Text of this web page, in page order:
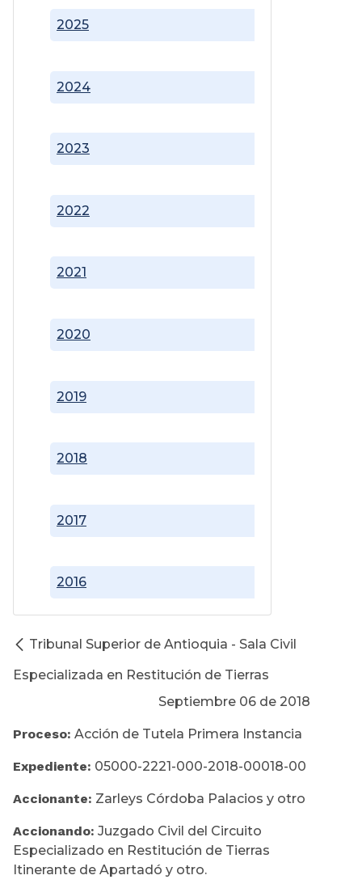
2016
2017
2018
2019
2020
2021
2022
2023
2024
2025
Tribunal Superior de Antioquia - Sala Civil
Especializada en Restitución de Tierras
Septiembre 06 de 2018
Proceso: Acción de Tutela Primera Instancia
Expediente: 05000-2221-000-2018-00018-00
Accionante: Zarleys Córdoba Palacios y otro
Accionando: Juzgado Civil del Circuito
Especializado en Restitución de Tierras
Itinerante de Apartadó y otro.